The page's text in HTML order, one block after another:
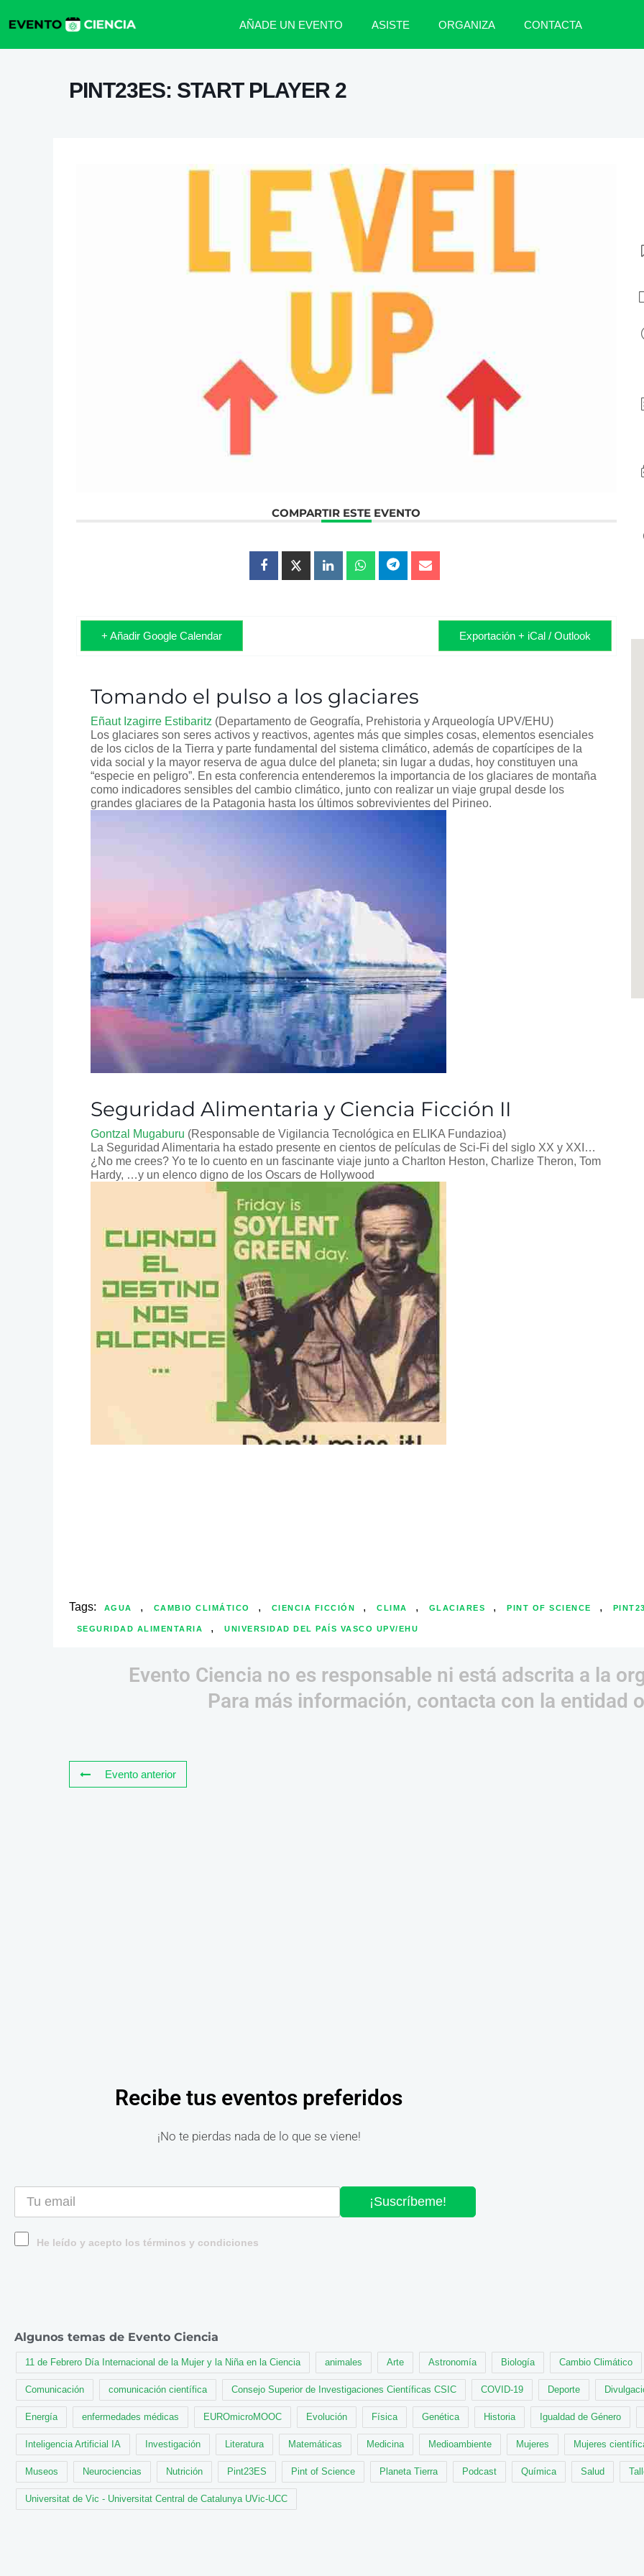
AÑADE UN EVENTO ASISTE ORGANIZA CONTACTA
PINT23ES: START PLAYER 2
COMPARTIR ESTE EVENTO
+ Añadir Google Calendar Exportación + iCal / Outlook
Tomando el pulso a los glaciares
Eñaut Izagirre Estibaritz (Departamento de Geografía, Prehistoria y Arqueología UPV/EHU)
Los glaciares son seres activos y reactivos, agentes más que simples cosas, elementos esenciales
de los ciclos de la Tierra y parte fundamental del sistema climático, además de copartícipes de la
vida social y la mayor reserva de agua dulce del planeta; sin lugar a dudas, hoy constituyen una
“especie en peligro”. En esta conferencia entenderemos la importancia de los glaciares de montaña
como indicadores sensibles del cambio climático, junto con realizar un viaje grupal desde los
grandes glaciares de la Patagonia hasta los últimos sobrevivientes del Pirineo.
Seguridad Alimentaria y Ciencia Ficción II
Gontzal Mugaburu (Responsable de Vigilancia Tecnológica en ELIKA Fundazioa)
La Seguridad Alimentaria ha estado presente en cientos de películas de Sci-Fi del siglo XX y XXI…
¿No me crees? Yo te lo cuento en un fascinante viaje junto a Charlton Heston, Charlize Theron, Tom
Hardy, …y un elenco digno de los Oscars de Hollywood
Tags: AGUA , CAMBIO CLIMÁTICO , CIENCIA FICCIÓN , CLIMA , GLACIARES , PINT OF SCIENCE ,
SEGURIDAD ALIMENTARIA , UNIVERSIDAD DEL PAÍS VASCO UPV/EHU
Evento Ciencia no es responsable ni está adscrita a la
Para más información, contacta con la entidad
Evento anterior
Recibe tus eventos preferidos
¡No te pierdas nada de lo que se viene!
¡Suscríbeme!
He leído y acepto los términos y condiciones
Algunos temas de Evento Ciencia
11 de Febrero Día Internacional de la Mujer y la Niña en la Ciencia animales Arte Astronomía Biología Cambio Climático
Comunicación comunicación científica Consejo Superior de Investigaciones Científicas CSIC COVID-19 Deporte
Energía enfermedades médicas EUROmicroMOOC Evolución Física Genética Historia Igualdad de Género
Inteligencia Artificial IA Investigación Literatura Matemáticas Medicina Medioambiente Mujeres Mujeres
Museos Neurociencias Nutrición Pint23ES Pint of Science Planeta Tierra Podcast Química Salud
Universitat de Vic - Universitat Central de Catalunya UVic-UCC